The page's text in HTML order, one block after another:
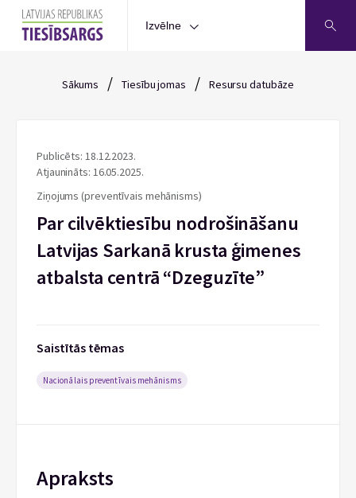
Izvēlne
Sākums / Tiesību jomas / Resursu datubāze
Publicēts: 18.12.2023.
Atjaunināts: 16.05.2025.
Ziņojums (preventīvais mehānisms)
Par cilvēktiesību nodrošināšanu
Latvijas Sarkanā krusta ģimenes
atbalsta centrā “Dzeguzīte”
Saistītās tēmas
Nacionālais preventīvais mehānisms
Apraksts